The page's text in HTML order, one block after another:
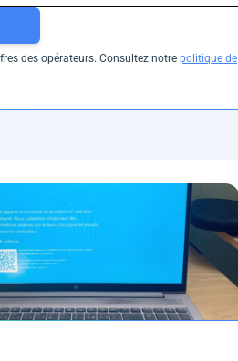
des opérateurs. Consultez notre politique de